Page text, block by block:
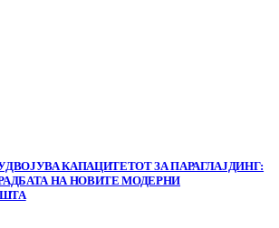
КАПАЦИТЕТОТ ЗА ПАРАГЛАЈДИНГ:
НА НОВИТЕ МОДЕРНИ